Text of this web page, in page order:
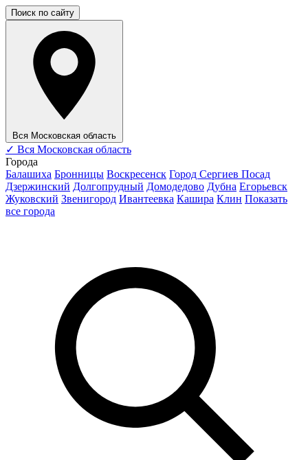
Поиск по сайту
Вся Московская область
✓ Вся Московская область
Города
Балашиха Бронницы Воскресенск Город Сергиев Посад
Дзержинский Долгопрудный Домодедово Дубна Егорьевск
Жуковский Звенигород Ивантеевка Кашира Клин Показать
все города